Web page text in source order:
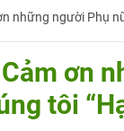
những người Phụ
ơn
tôi